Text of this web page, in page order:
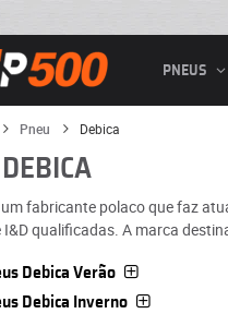
PNEUS
Pneu Debica
um fabricante polaco que faz
I&D qualificadas. A marca
Debica Verão
Debica Inverno